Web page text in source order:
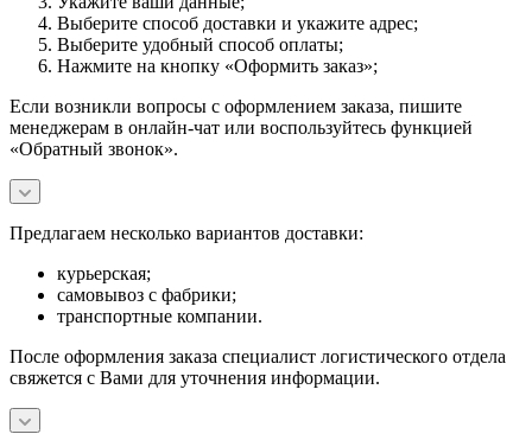
Выберите способ доставки и укажите адрес;
Выберите удобный способ оплаты;
Нажмите на кнопку «Оформить заказ»;
Если возникли вопросы с оформлением заказа, пишите
менеджерам в онлайн-чат или воспользуйтесь функцией
«Обратный звонок».
Предлагаем несколько вариантов доставки:
курьерская;
самовывоз с фабрики;
транспортные компании.
После оформления заказа специалист логистического отдела
свяжется с Вами для уточнения информации.